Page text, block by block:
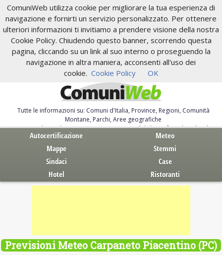
ComuniWeb utilizza cookie per migliorare la tua esperienza di
navigazione e fornirti un servizio personalizzato. Per ottenere
ulteriori informazioni ti invitiamo a prendere visione della nostra
Cookie Policy. Chiudendo questo banner, scorrendo questa
pagina, cliccando su un link al suo interno o proseguendo la
navigazione in altra maniera, acconsenti all'uso dei
cookie. Cookie Policy OK
Tutte le informazioni su: Comuni d'Italia, Province, Regioni, Comunità
Montane, Parchi, Aree geografiche
Servizi al Cittadino. Autocertificazione, moduli, leggi, free download
Autocertificazione
Meteo
Mappe
Stemmi
Sindaci
Case
Hotel
Ristoranti
Previsioni Meteo Carpaneto Piacentino (PC)